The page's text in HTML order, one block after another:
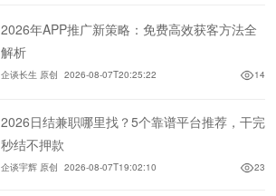
2026年APP推广新策略：免费高效获客方法全
解析
企谈长生 原创 2026-08-07T20:25:22 14
2026日结兼职哪里找？5个靠谱平台推荐，干完
秒结不押款
企谈宇辉 原创 2026-08-07T19:02:10 23